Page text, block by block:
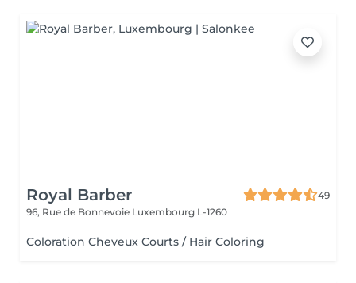
Royal Barber
49
96, Rue de Bonnevoie Luxembourg L-1260
Coloration Cheveux Courts / Hair Coloring